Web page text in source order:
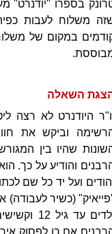
בספרו "יודנרט"
משלוח לעבות
במקום של
השאלה
היודנרט לא רצה
וביקש את
והודיע על כך.
ועל יד כל שם
(כשיר לעבודה)
עד גיל 12 וקשישים מעל גיל 65 יסומנו באות